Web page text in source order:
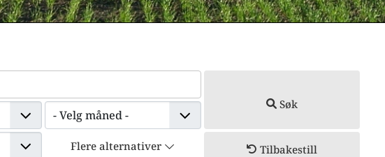
Flere alternativer
Søk
Tilbakestill